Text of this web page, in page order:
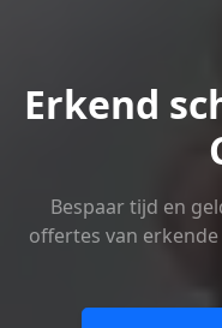
Erkend
Bespaar tijd en
offertes van